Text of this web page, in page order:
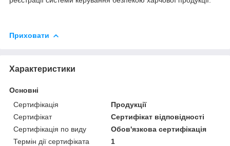
Приховати
Характеристики
Основні
Сертифікація
Продукції
Сертифікат
Сертифікат відповідності
Сертифікація по виду
Обов'язкова сертифікація
Термін дії сертифіката
1